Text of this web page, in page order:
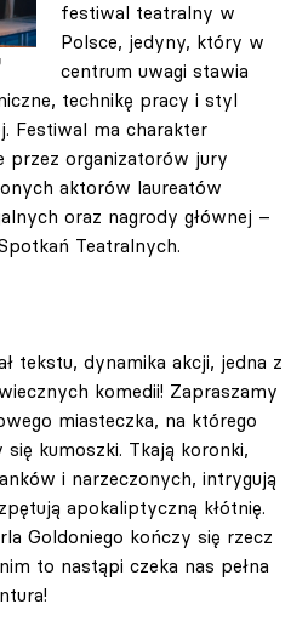
festiwal teatralny w
Polsce, jedyny, który w
centrum uwagi stawia
technikę pracy i styl
Festiwal ma charakter
przez organizatorów jury
aktorów laureatów
oraz nagrody głównej –
Teatralnych.
tekstu, dynamika akcji, jedna z
komedii! Zapraszamy
miasteczka, na którego
się kumoszki. Tkają koronki,
i narzeczonych, intrygują
apokaliptyczną kłótnię.
Goldoniego kończy się rzecz
to nastąpi czeka nas pełna